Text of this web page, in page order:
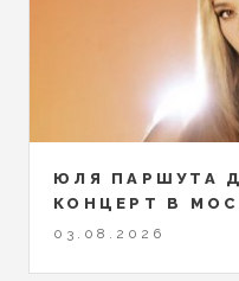
ЮЛЯ ПАРШУТА
КОНЦЕРТ В
03.08.2026